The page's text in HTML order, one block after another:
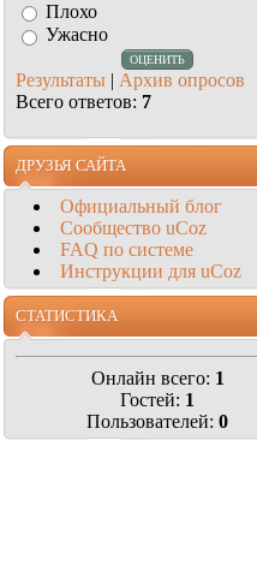
Плохо
Ужасно
Результаты | Архив опросов
Всего ответов: 7
ДРУЗЬЯ САЙТА
Официальный блог
Сообщество uCoz
FAQ по системе
Инструкции для uCoz
СТАТИСТИКА
Онлайн всего: 1
Гостей: 1
Пользователей: 0